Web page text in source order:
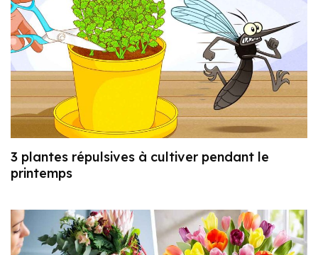
3 plantes répulsives à cultiver pendant le
printemps